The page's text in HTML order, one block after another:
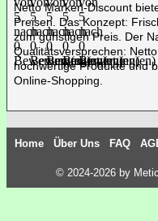
Netto Marken-Discount
Preisen. Das Konzept:
zum günstigen Preis. Der
Qualitätsversprechen:
hochwertige Produkte und
Online-Shopping.
Home Über Uns FAQ
© 2024-2026 by